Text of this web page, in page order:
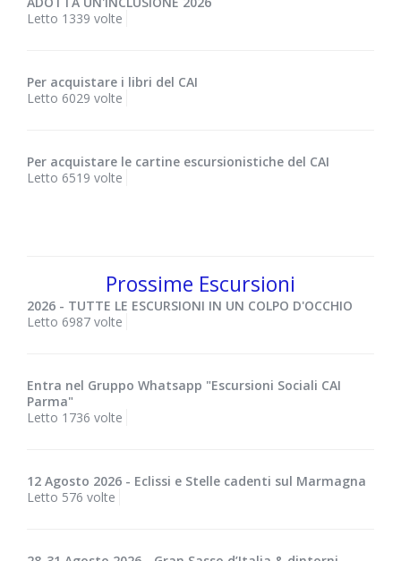
Letto 1339 volte
Per acquistare i libri del CAI
Letto 6029 volte
Per acquistare le cartine escursionistiche del CAI
Letto 6519 volte
Prossime Escursioni
2026 - TUTTE LE ESCURSIONI IN UN COLPO D'OCCHIO
Letto 6987 volte
Entra nel Gruppo Whatsapp "Escursioni Sociali CAI
Parma"
Letto 1736 volte
12 Agosto 2026 - Eclissi e Stelle cadenti sul Marmagna
Letto 576 volte